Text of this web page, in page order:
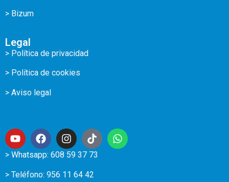
> Bizum
Legal
> Política de privacidad
> Política de cookies
> Aviso legal
> Whatsapp: 608 59 37 73
> Teléfono: 956 11 64 42